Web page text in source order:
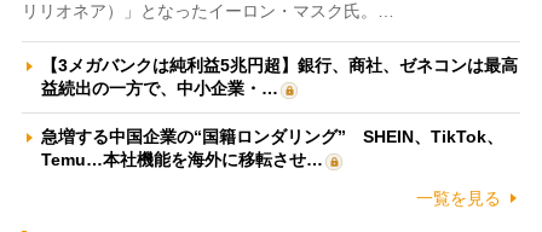
リリオネア）」となったイーロン・マスク氏。…
【3メガバンクは純利益5兆円超】銀行、商社、ゼネコンは最高
益続出の一方で、中小企業・…
急増する中国企業の“国籍ロンダリング” SHEIN、TikTok、
Temu…本社機能を海外に移転させ…
一覧を見る